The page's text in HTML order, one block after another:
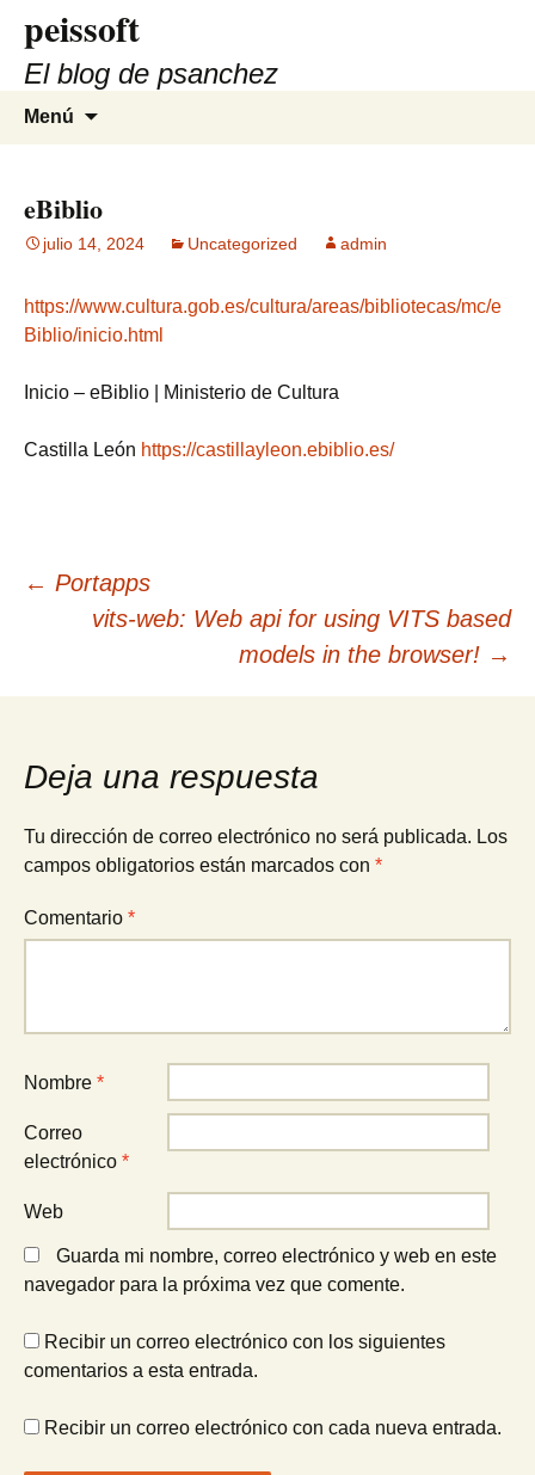
contenido
peissoft
El blog de psanchez
Menú
eBiblio
julio 14, 2024 Uncategorized admin
https://www.cultura.gob.es/cultura/areas/bibliotecas/mc/e
Biblio/inicio.html
Inicio – eBiblio | Ministerio de Cultura
Castilla León https://castillayleon.ebiblio.es/
Navegación
de
entradas
← Portapps
vits-web: Web api for using VITS based
models in the browser! →
Deja una respuesta
Tu dirección de correo electrónico no será publicada. Los
campos obligatorios están marcados con *
Comentario *
Nombre *
Correo
electrónico *
Web
Guarda mi nombre, correo electrónico y web en este
navegador para la próxima vez que comente.
Recibir un correo electrónico con los siguientes
comentarios a esta entrada.
Recibir un correo electrónico con cada nueva entrada.